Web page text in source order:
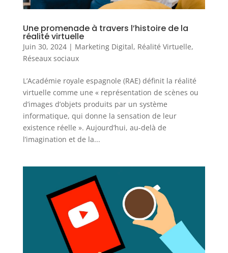
Une promenade à travers l’histoire de la
réalité virtuelle
Juin 30, 2024| Marketing Digital, Réalité Virtuelle,
Réseaux sociaux
L’Académie royale espagnole (RAE) définit la réalité
virtuelle comme une « représentation de scènes ou
d’images d’objets produits par un système
informatique, qui donne la sensation de leur
existence réelle ». Aujourd’hui, au-delà de
l’imagination et de la...